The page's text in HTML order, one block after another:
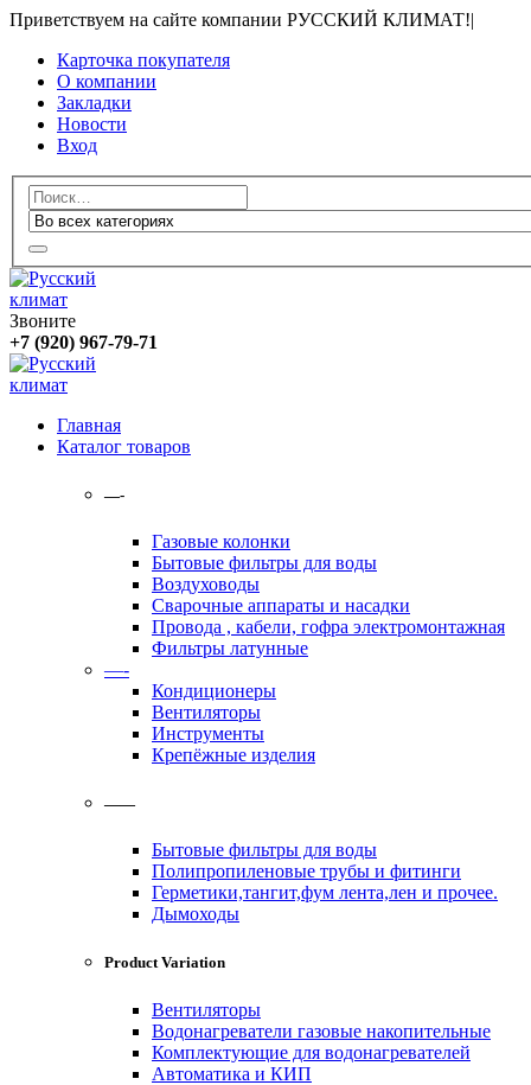
Приветствуем на сайте компании РУССКИЙ КЛИМАТ!|
Карточка покупателя
О компании
Закладки
Новости
Вход
Звоните
+7 (920) 967-79-71
Главная
Каталог товаров
—-
Газовые колонки
Бытовые фильтры для воды
Воздуховоды
Сварочные аппараты и насадки
Провода , кабели, гофра электромонтажная
Фильтры латунные
—-
Кондиционеры
Вентиляторы
Инструменты
Крепёжные изделия
——
Бытовые фильтры для воды
Полипропиленовые трубы и фитинги
Герметики,тангит,фум лента,лен и прочее.
Дымоходы
Product Variation
Вентиляторы
Водонагреватели газовые накопительные
Комплектующие для водонагревателей
Автоматика и КИП